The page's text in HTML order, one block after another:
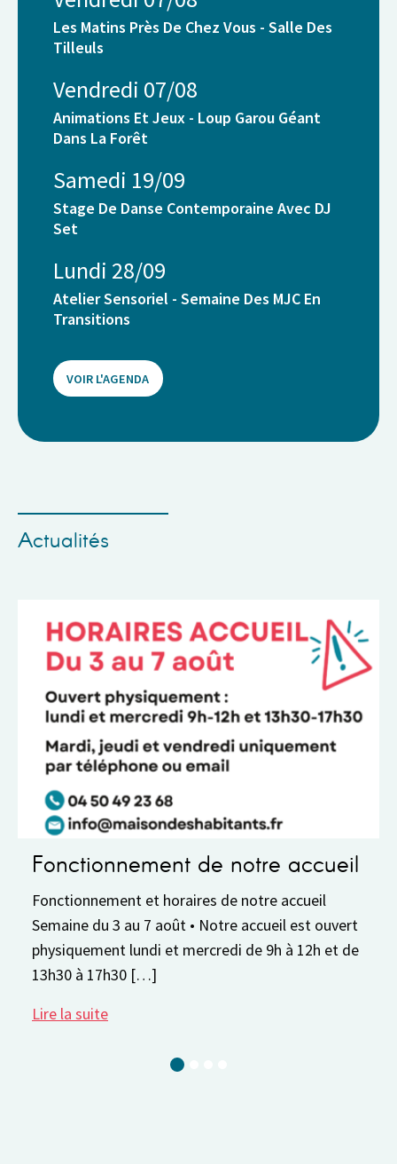
Les Matins Près De Chez Vous - Salle Des
Tilleuls
Vendredi 07/08
Animations Et Jeux - Loup Garou Géant
Dans La Forêt
Samedi 19/09
Stage De Danse Contemporaine Avec DJ
Set
Lundi 28/09
Atelier Sensoriel - Semaine Des MJC En
Transitions
VOIR L'AGENDA
Actualités
de notre accueil
et horaires de notre accueil
3 au 7 août • Notre accueil est ouvert
lundi et mercredi de 9h à 12h et de
[…]
Pause
La Maison
8 au 30 août.
réserver votre